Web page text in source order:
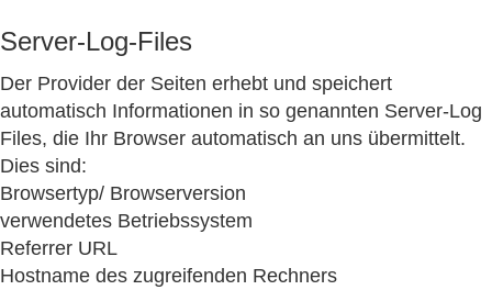
Server-Log-Files
Der Provider der Seiten erhebt und speichert
automatisch Informationen in so genannten Server-Log
Files, die Ihr Browser automatisch an uns übermittelt.
Dies sind:
Browsertyp/ Browserversion
verwendetes Betriebssystem
Referrer URL
Hostname des zugreifenden Rechners